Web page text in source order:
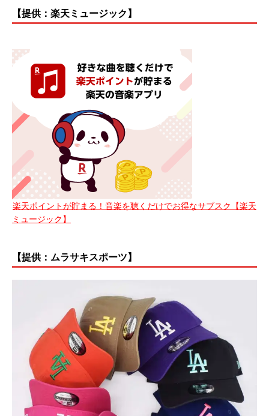
【提供：楽天ミュージック】
楽天ポイントが貯まる！音楽を聴くだけでお得なサブスク【楽天
ミュージック】
【提供：ムラサキスポーツ】